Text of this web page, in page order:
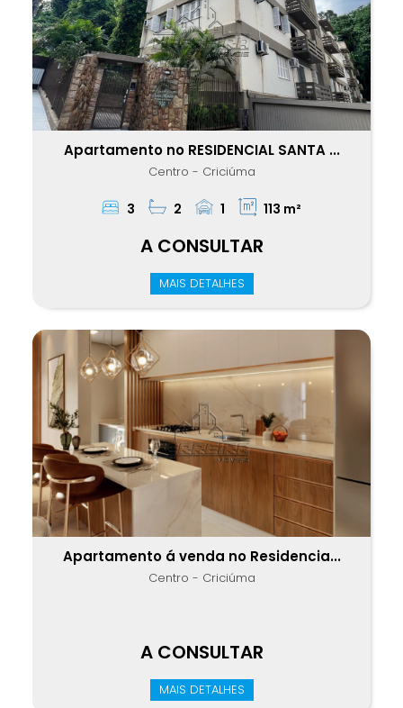
Apartamento no RESIDENCIAL SANTA ...
Centro - Criciúma
3 2 1 113 m²
A CONSULTAR
MAIS DETALHES
Apartamento á venda no Residencia...
Centro - Criciúma
A CONSULTAR
MAIS DETALHES